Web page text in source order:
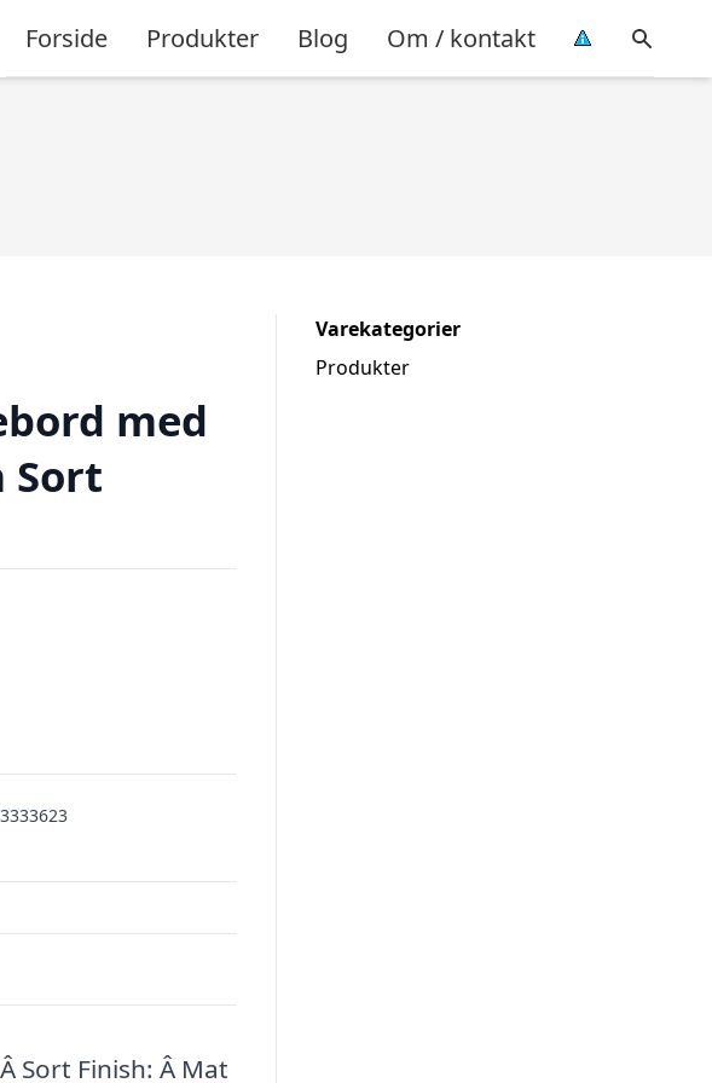
Forside Produkter Blog Om / kontakt
med
Sort
Sort Finish: Â Mat
Varekategorier
Produkter